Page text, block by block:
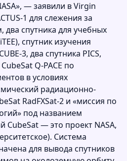
— заявили в Virgin
1 для слежения за
спутника для учебных
спутник изучения
3, два спутника PICS,
Q-PACE по
в условиях
радиационно-
RadFXSat-2 и «миссия по
под названием
CubeSat — это проект NASA,
Система
для вывода спутников